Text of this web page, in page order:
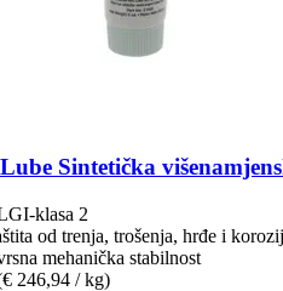
Sintetička
klasa 2
od trenja, trošenja, hrđe i
mehanička stabilnost
246,94 / kg)